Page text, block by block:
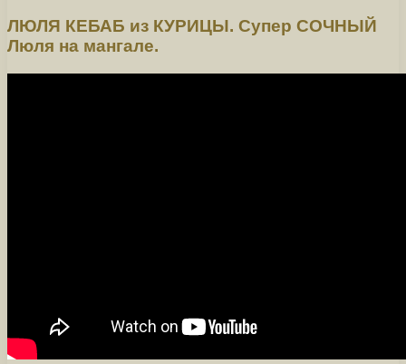
ЛЮЛЯ КЕБАБ из КУРИЦЫ. Супер СОЧНЫЙ
Люля на мангале.